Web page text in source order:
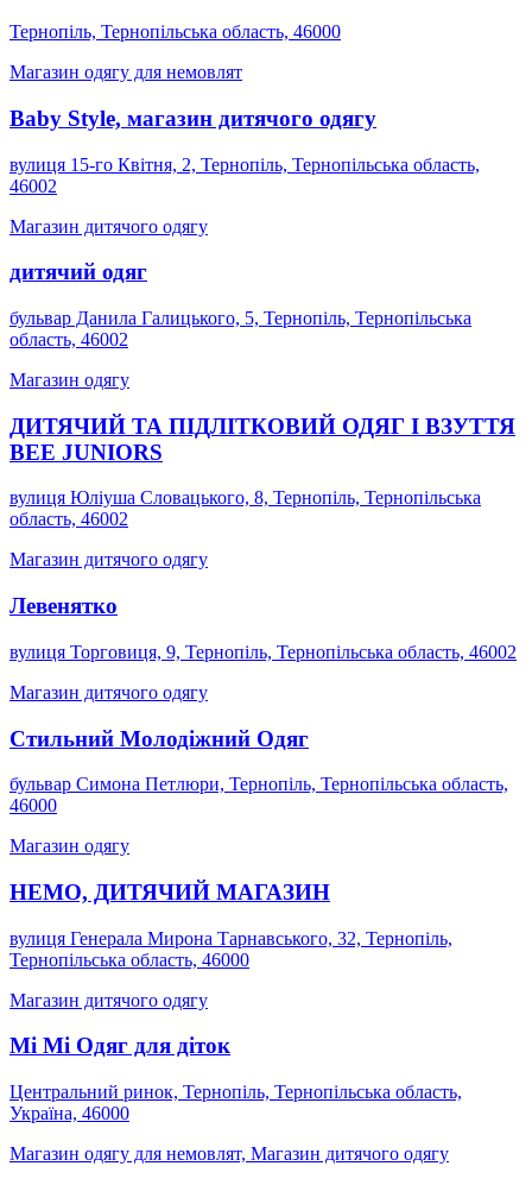
Тернопіль, Тернопільська область, 46000
Магазин одягу для немовлят
Baby Style, магазин дитячого одягу
вулиця 15-го Квітня, 2, Тернопіль, Тернопільська область,
46002
Магазин дитячого одягу
дитячий одяг
бульвар Данила Галицького, 5, Тернопіль, Тернопільська
область, 46002
Магазин одягу
ДИТЯЧИЙ ТА ПІДЛІТКОВИЙ ОДЯГ І ВЗУТТЯ
BEE JUNIORS
вулиця Юліуша Словацького, 8, Тернопіль, Тернопільська
область, 46002
Магазин дитячого одягу
Левенятко
вулиця Торговиця, 9, Тернопіль, Тернопільська область, 46002
Магазин дитячого одягу
Стильний Молодіжний Одяг
бульвар Симона Петлюри, Тернопіль, Тернопільська область,
46000
Магазин одягу
НЕМО, ДИТЯЧИЙ МАГАЗИН
вулиця Генерала Мирона Тарнавського, 32, Тернопіль,
Тернопільська область, 46000
Магазин дитячого одягу
Мі Мі Одяг для діток
Центральний ринок, Тернопіль, Тернопільська область,
Україна, 46000
Магазин одягу для немовлят, Магазин дитячого одягу